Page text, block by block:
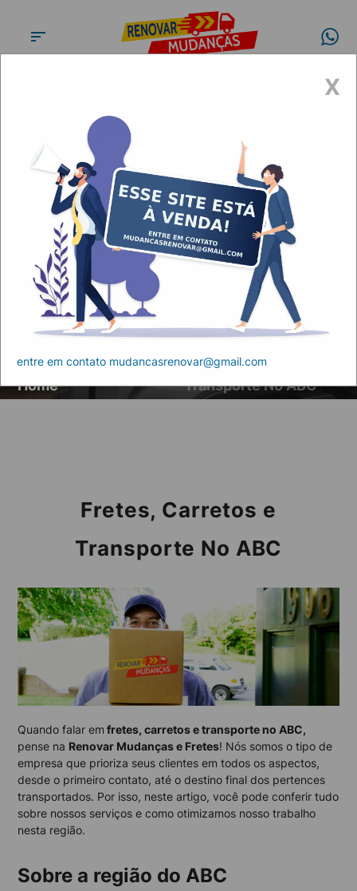
Fretes, Carretos e Transporte
No ABC
Home
Artigos
Fretes, Carretos e
Transporte No ABC
Fretes, Carretos e
Transporte No ABC
Quando falar em fretes, carretos e transporte no ABC,
pense na Renovar Mudanças e Fretes! Nós somos o tipo de
empresa que prioriza seus clientes em todos os aspectos,
desde o primeiro contato, até o destino final dos pertences
transportados. Por isso, neste artigo, você pode conferir tudo
sobre nossos serviços e como otimizamos nosso trabalho
nesta região.
Sobre a região do ABC
X
entre em contato mudancasrenovar@gmail.com